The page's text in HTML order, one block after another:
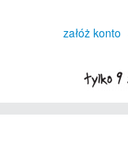
załóż konto